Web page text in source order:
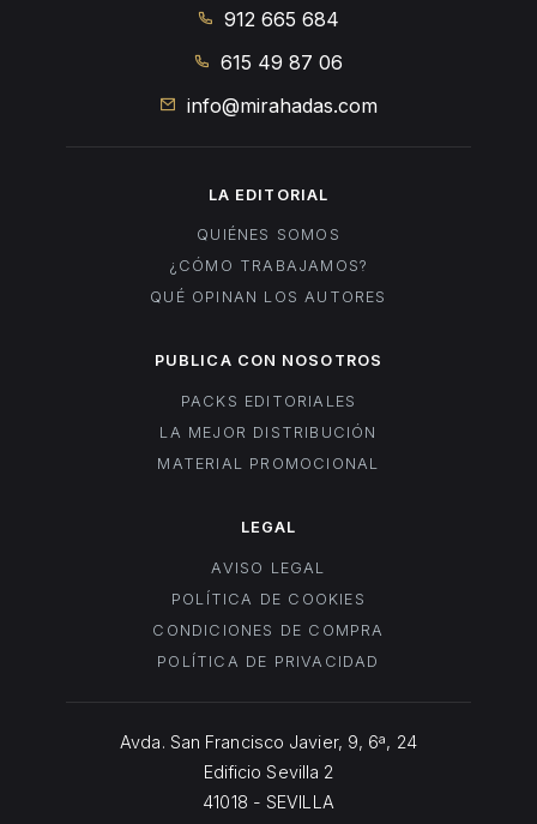
912 665 684
615 49 87 06
info@mirahadas.com
LA EDITORIAL
QUIÉNES SOMOS
¿CÓMO TRABAJAMOS?
QUÉ OPINAN LOS AUTORES
PUBLICA CON NOSOTROS
PACKS EDITORIALES
LA MEJOR DISTRIBUCIÓN
MATERIAL PROMOCIONAL
LEGAL
AVISO LEGAL
POLÍTICA DE COOKIES
CONDICIONES DE COMPRA
POLÍTICA DE PRIVACIDAD
Avda. San Francisco Javier, 9, 6ª, 24
Edificio Sevilla 2
41018 - SEVILLA